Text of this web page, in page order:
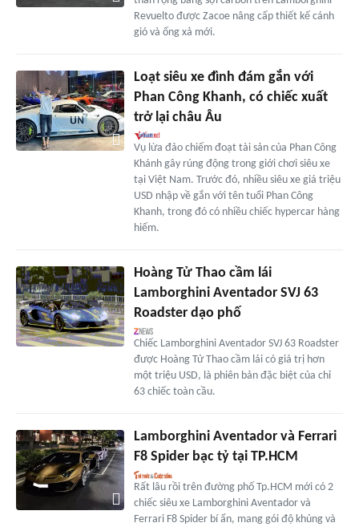
Revuelto được Zacoe nâng cấp thiết kế cánh
gió và ống xả mới.
Loạt siêu xe đình đám gắn với
Phan Công Khanh, có chiếc xuất
trở lại châu Âu
Vụ lừa đảo chiếm đoạt tài sản của Phan Công
Khánh gây rúng động trong giới chơi siêu xe
tại Việt Nam. Trước đó, nhiều siêu xe giá triệu
USD nhập về gắn với tên tuổi Phan Công
Khanh, trong đó có nhiều chiếc hypercar hàng
hiếm.
Hoàng Tử Thao cầm lái
Lamborghini Aventador SVJ 63
Roadster dạo phố
Chiếc Lamborghini Aventador SVJ 63 Roadster
được Hoàng Tử Thao cầm lái có giá trị hơn
một triệu USD, là phiên bản đặc biệt của chỉ
63 chiếc toàn cầu.
Lamborghini Aventador và Ferrari
F8 Spider bạc tỷ tại TP.HCM
Rất lâu rồi trên đường phố Tp.HCM mới có 2
chiếc siêu xe Lamborghini Aventador và
Ferrari F8 Spider bí ẩn, mang gói độ khủng và